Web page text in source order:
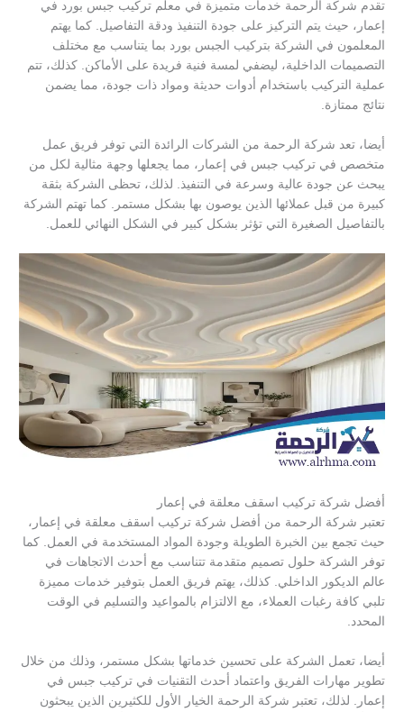
تقدم شركة الرحمة خدمات متميزة في معلم تركيب جبس بورد في
إعمار، حيث يتم التركيز على جودة التنفيذ ودقة التفاصيل. كما يهتم
المعلمون في الشركة بتركيب الجبس بورد بما يتناسب مع مختلف
التصميمات الداخلية، ليضفي لمسة فنية فريدة على الأماكن. كذلك، تتم
عملية التركيب باستخدام أدوات حديثة ومواد ذات جودة، مما يضمن
نتائج ممتازة.
أيضا، تعد شركة الرحمة من الشركات الرائدة التي توفر فريق عمل
متخصص في تركيب جبس في إعمار، مما يجعلها وجهة مثالية لكل من
يبحث عن جودة عالية وسرعة في التنفيذ. لذلك، تحظى الشركة بثقة
كبيرة من قبل عملائها الذين يوصون بها بشكل مستمر. كما تهتم الشركة
بالتفاصيل الصغيرة التي تؤثر بشكل كبير في الشكل النهائي للعمل.
أفضل شركة تركيب اسقف معلقة في إعمار
تعتبر شركة الرحمة من أفضل شركة تركيب اسقف معلقة في إعمار،
حيث تجمع بين الخبرة الطويلة وجودة المواد المستخدمة في العمل. كما
توفر الشركة حلول تصميم متقدمة تتناسب مع أحدث الاتجاهات في
عالم الديكور الداخلي. كذلك، يهتم فريق العمل بتوفير خدمات مميزة
تلبي كافة رغبات العملاء، مع الالتزام بالمواعيد والتسليم في الوقت
المحدد.
أيضا، تعمل الشركة على تحسين خدماتها بشكل مستمر، وذلك من خلال
تطوير مهارات الفريق واعتماد أحدث التقنيات في تركيب جبس في
إعمار. لذلك، تعتبر شركة الرحمة الخيار الأول للكثيرين الذين يبحثون